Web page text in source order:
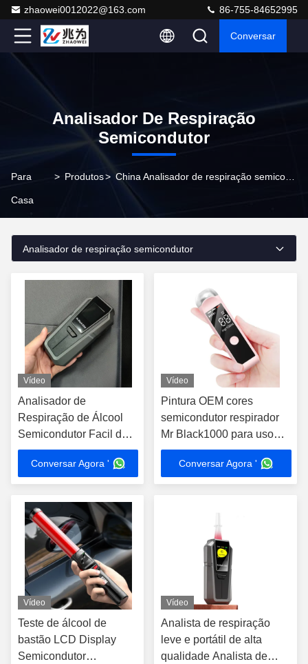
zhaowei0012022@163.com 86-755-84652995
Conversar
Analisador De Respiração
Semicondutor
Para
Casa
> Produtos>
Analisador de respiração semicondutor
Vídeo
Analisador de
Respiração de Álcool
Semicondutor Facil de
Usar Faixa de Detecção
0-400 mg/100 ml
Conversar Agora '
Vídeo
Pintura OEM cores
semicondutor respirador
Mr Black1000 para uso
doméstico
Conversar Agora '
Vídeo
Teste de álcool de
bastão LCD Display
Semicondutor
Vídeo
Analista de respiração
leve e portátil de alta
qualidade Analista de